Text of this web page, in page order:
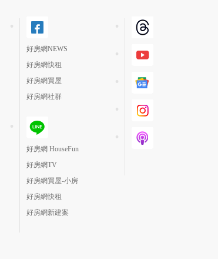
好房網NEWS
好房網快租
好房網買屋
好房網社群
好房網 HouseFun
好房網TV
好房網買屋-小房
好房網快租
好房網新建案